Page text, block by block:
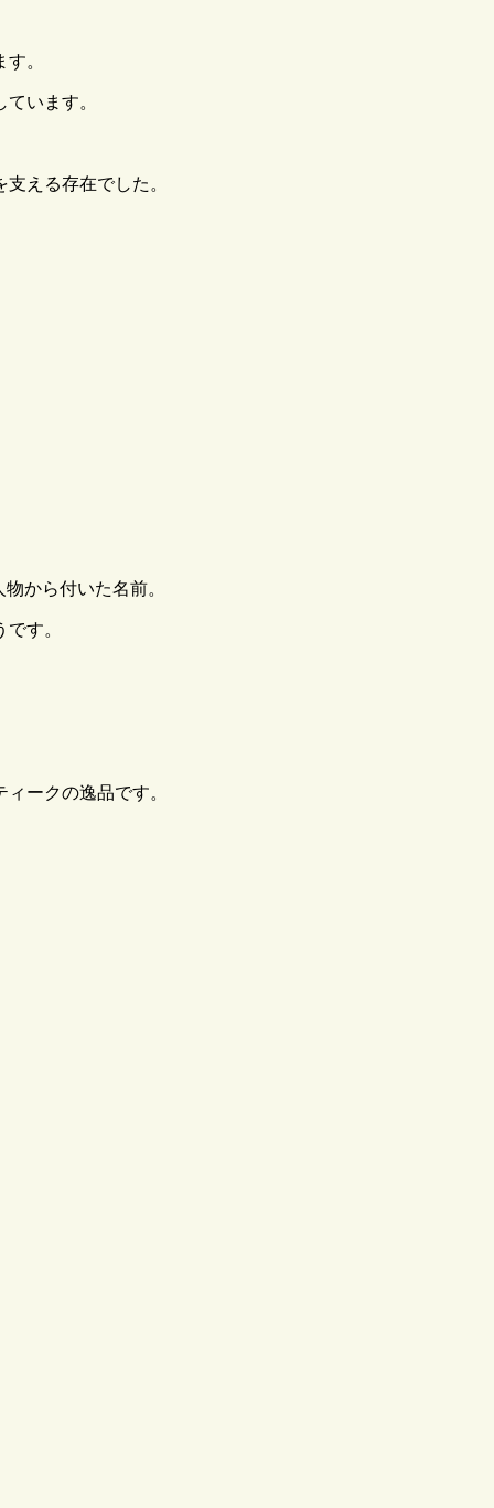
。
います。
える存在でした。
から付いた名前。
す。
ークの逸品です。